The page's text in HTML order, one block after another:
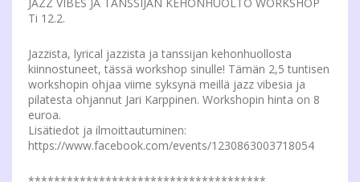
Ti 12.2.
Jazzista, lyrical jazzista ja tanssijan kehonhuollosta
kiinnostuneet, tässä workshop sinulle! Tämän 2,5 tuntisen
workshopin ohjaa viime syksynä meillä jazz vibesia ja
pilatesta ohjannut Jari Karppinen. Workshopin hinta on 8
euroa.
Lisätiedot ja ilmoittautuminen:
https://www.facebook.com/events/1230863003718054